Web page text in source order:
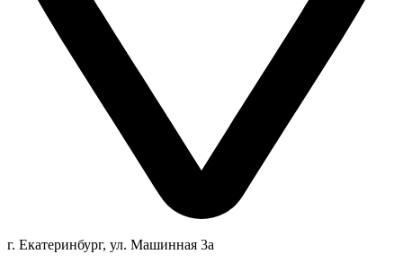
г. Екатеринбург, ул. Машинная 3а